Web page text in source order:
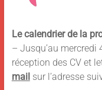
Le calendrier de la
– Jusqu’au mercredi
réception des CV et
mail sur l’adresse